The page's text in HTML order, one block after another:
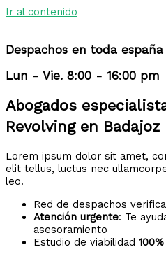
Ir al contenido
Despachos en toda españa
Lun - Vie. 8:00 - 16:00 pm
Abogados
Revolving en Badajoz
Lorem ipsum dolor sit amet,
elit tellus, luctus nec
leo.
Red de despachos
Atención urgente: Te
asesoramiento
Estudio de viabilidad